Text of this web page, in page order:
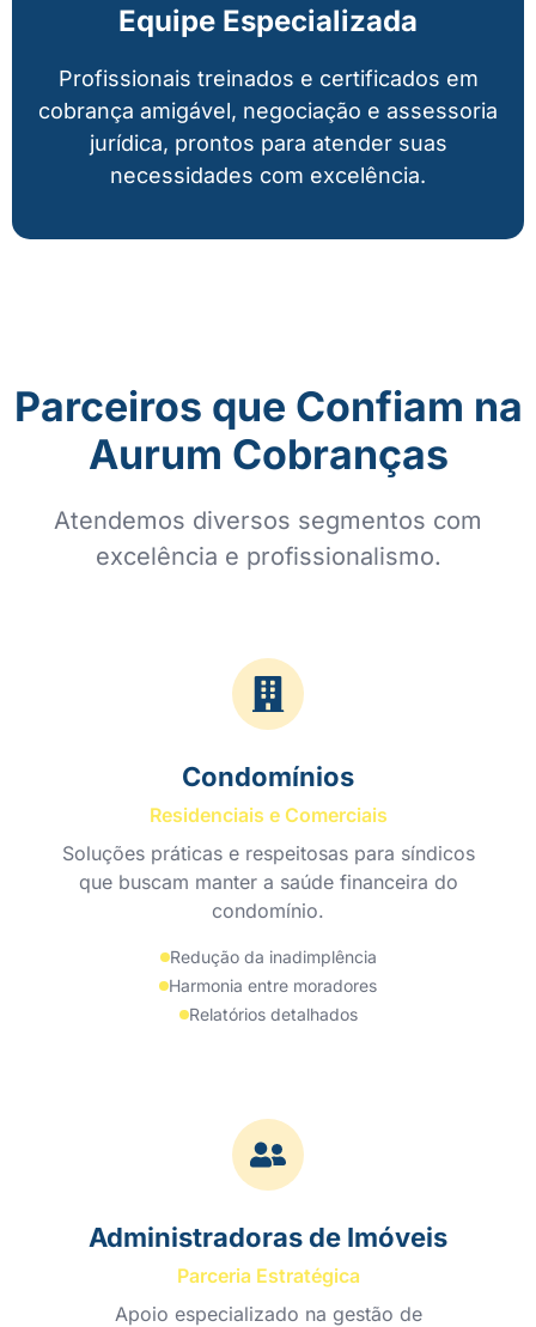
Equipe Especializada
Profissionais treinados e certificados em
cobrança amigável, negociação e assessoria
jurídica, prontos para atender suas
necessidades com excelência.
Parceiros que Confiam na
Aurum Cobranças
Atendemos diversos segmentos com
excelência e profissionalismo.
Condomínios
Residenciais e Comerciais
Soluções práticas e respeitosas para síndicos
que buscam manter a saúde financeira do
condomínio.
Redução da inadimplência
Harmonia entre moradores
Relatórios detalhados
Administradoras de Imóveis
Parceria Estratégica
Apoio especializado na gestão de